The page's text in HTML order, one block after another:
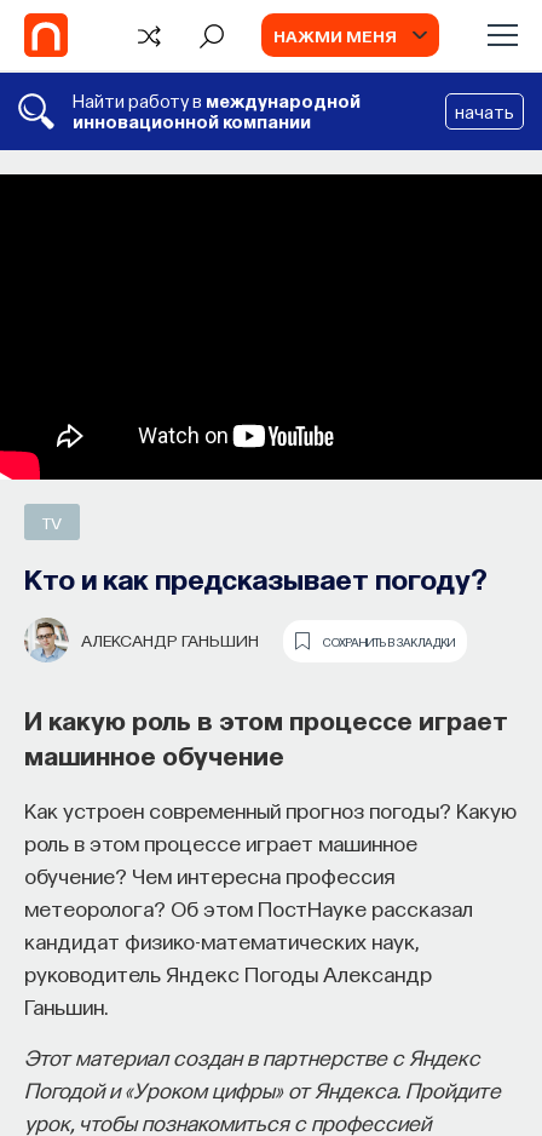
НАЖМИ МЕНЯ
Найти работу в международной
инновационной компании
начать
TV
Кто и как предсказывает погоду?
АЛЕКСАНДР ГАНЬШИН СОХРАНИТЬ В ЗАКЛАДКИ
И какую роль в этом процессе играет
машинное обучение
Как устроен современный прогноз погоды? Какую
роль в этом процессе играет машинное
обучение? Чем интересна профессия
метеоролога? Об этом ПостНауке рассказал
кандидат физико-математических наук,
руководитель Яндекс Погоды Александр
Ганьшин.
Этот материал создан в партнерстве с Яндекс
Погодой и «Уроком цифры» от Яндекса. Пройдите
урок, чтобы познакомиться с профессией
СОБЫТИЯ
собственное мнение
о происходящем в мире?
Как философия помогает понять мир, в котором
мы живем, расширять собственные
представления об окружающей
действительности и познавать самого себя?
Ответы на эти и другие вопросы можно найти,
записавшись на курс «Философский поиск:
начала»